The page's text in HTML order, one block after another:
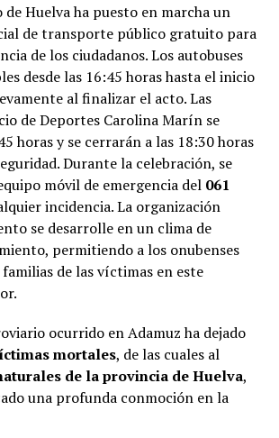
Huelva ha puesto en marcha un
de transporte público gratuito para
de los ciudadanos. Los autobuses
desde las 16:45 horas hasta el inicio
al finalizar el acto. Las
de Deportes Carolina Marín se
horas y se cerrarán a las 18:30 horas
Durante la celebración, se
móvil de emergencia del 061
incidencia. La organización
se desarrolle en un clima de
permitiendo a los onubenses
de las víctimas en este
ocurrido en Adamuz ha dejado
mortales, de las cuales al
de la provincia de Huelva,
una profunda conmoción en la